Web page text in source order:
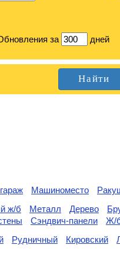
за дней
Машиноместо
ж/б Металл Дерево
Сэндвич-панели
Ж/
Рудничный Кировский